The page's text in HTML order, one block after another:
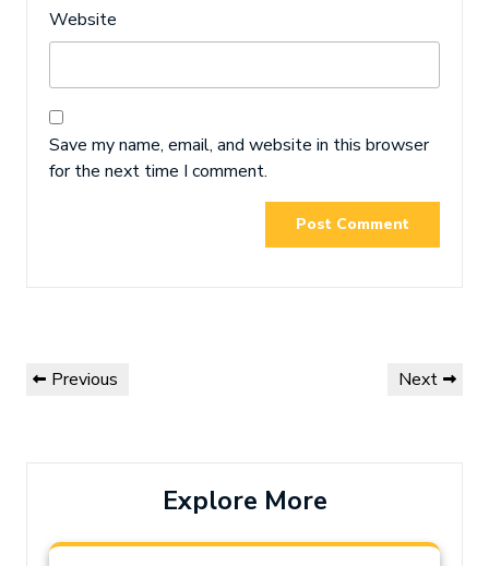
Website
Save my name, email, and website in this browser
for the next time I comment.
Post
navigation
Previous
Previous
Next
Next
Explore More